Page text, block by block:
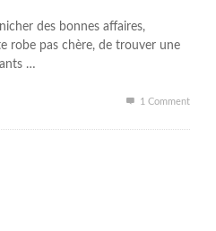
des bonnes affaires,
robe pas chère, de trouver une
…
1 Comment